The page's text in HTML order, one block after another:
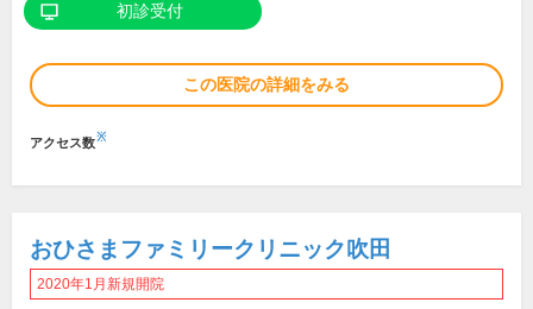
初診受付
この医院の詳細をみる
アクセス数※
おひさまファミリークリニック吹田
2020年1月新規開院